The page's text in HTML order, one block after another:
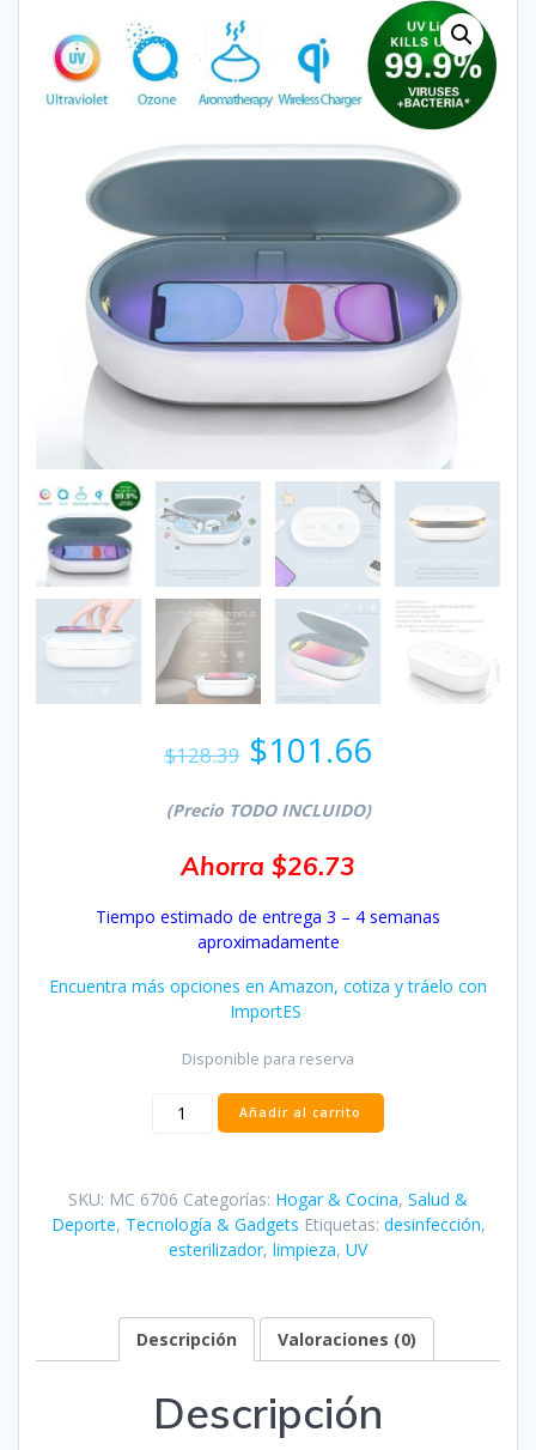
$128.39 El
precio
original
era:
$128.39.
$101.66El
precio
actual
es:
(Precio TODO INCLUIDO)
Ahorra $26.73
Tiempo estimado de entrega 3 – 4 semanas
aproximadamente
Encuentra más opciones en Amazon, cotiza y tráelo con
ImportES
Disponible para reserva
Esterilizador
celulares
cantidad
Añadir al carrito
SKU: MC 6706 Categorías: Hogar & Cocina, Salud &
Deporte, Tecnología & Gadgets Etiquetas: desinfección,
esterilizador, limpieza, UV
Descripción Valoraciones (0)
Descripción